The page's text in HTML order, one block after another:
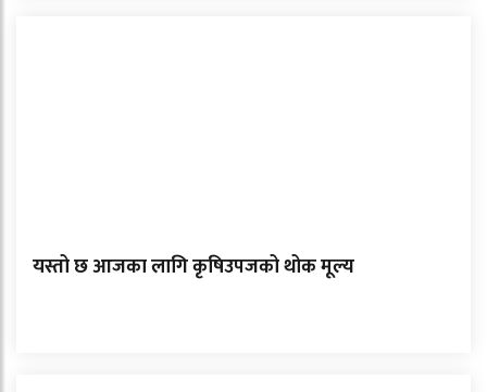
यस्तो छ आजका लागि कृषिउपजको थोक मूल्य